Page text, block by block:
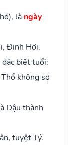
là ngày
Đinh Hợi.
đặc biệt tuổi:
không sợ
Dậu thành
tuyệt Tý.